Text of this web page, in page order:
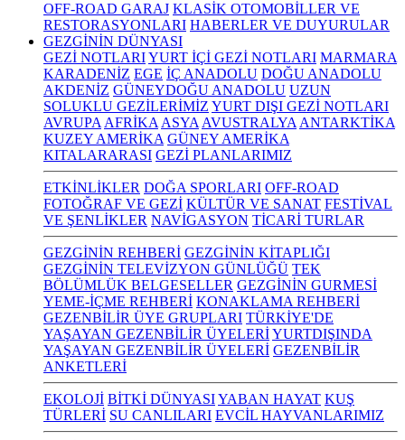
OFF-ROAD GARAJ KLASİK OTOMOBİLLER VE
RESTORASYONLARI HABERLER VE DUYURULAR
GEZGİNİN DÜNYASI
GEZİ NOTLARIYURT İÇİ GEZİ NOTLARI MARMARA
KARADENİZ EGE İÇ ANADOLU DOĞU ANADOLU
AKDENİZ GÜNEYDOĞU ANADOLU UZUN
SOLUKLU GEZİLERİMİZ YURT DIŞI GEZİ NOTLARI
AVRUPA AFRİKA ASYA AVUSTRALYA ANTARKTİKA
KUZEY AMERİKA GÜNEY AMERİKA
KITALARARASI GEZİ PLANLARIMIZ
ETKİNLİKLER DOĞA SPORLARI OFF-ROAD
FOTOĞRAF VE GEZİ KÜLTÜR VE SANAT FESTİVAL
VE ŞENLİKLER NAVİGASYON TİCARİ TURLAR
GEZGİNİN REHBERİ GEZGİNİN KİTAPLIĞI
GEZGİNİN TELEVİZYON GÜNLÜĞÜ TEK
BÖLÜMLÜK BELGESELLER GEZGİNİN GURMESİ
YEME-İÇME REHBERİ KONAKLAMA REHBERİ
GEZENBİLİR ÜYE GRUPLARI TÜRKİYE'DE
YAŞAYAN GEZENBİLİR ÜYELERİYURTDIŞINDA
YAŞAYAN GEZENBİLİR ÜYELERİ GEZENBİLİR
ANKETLERİ
EKOLOJİ BİTKİ DÜNYASIYABAN HAYAT KUŞ
TÜRLERİ SU CANLILARI EVCİL HAYVANLARIMIZ